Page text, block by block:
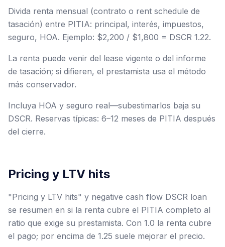
Divida renta mensual (contrato o rent schedule de
tasación) entre PITIA: principal, interés, impuestos,
seguro, HOA. Ejemplo: $2,200 / $1,800 = DSCR 1.22.
La renta puede venir del lease vigente o del informe
de tasación; si difieren, el prestamista usa el método
más conservador.
Incluya HOA y seguro real—subestimarlos baja su
DSCR. Reservas típicas: 6–12 meses de PITIA después
del cierre.
Pricing y LTV hits
"Pricing y LTV hits" y negative cash flow DSCR loan
se resumen en si la renta cubre el PITIA completo al
ratio que exige su prestamista. Con 1.0 la renta cubre
el pago; por encima de 1.25 suele mejorar el precio.